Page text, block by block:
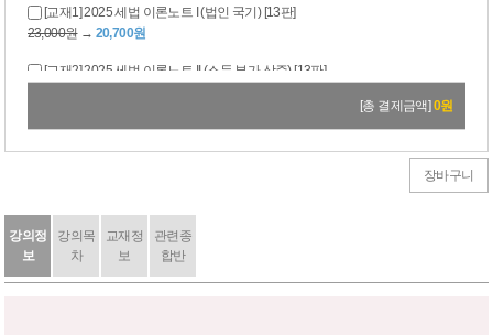
[교재1] 2025 세법 이론노트 I (법인 국기) [13판]
23,000원→ 20,700원
[교재2] 2025 세법 이론노트 II (소득 부가 상증) [13판]
[총 결제금액] 0원
장바구니
강의정
보
강의목
차
교재정
보
관련종
합반